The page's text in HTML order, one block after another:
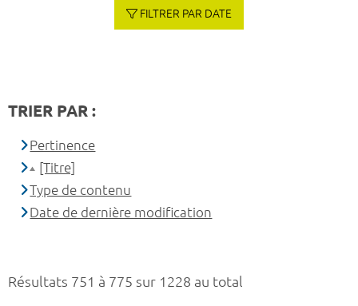
Résultats 751 à 775 sur 1228 au total
FILTRER PAR DATE
TRIER PAR :
Pertinence
[Titre]
Type de contenu
Date de dernière modification